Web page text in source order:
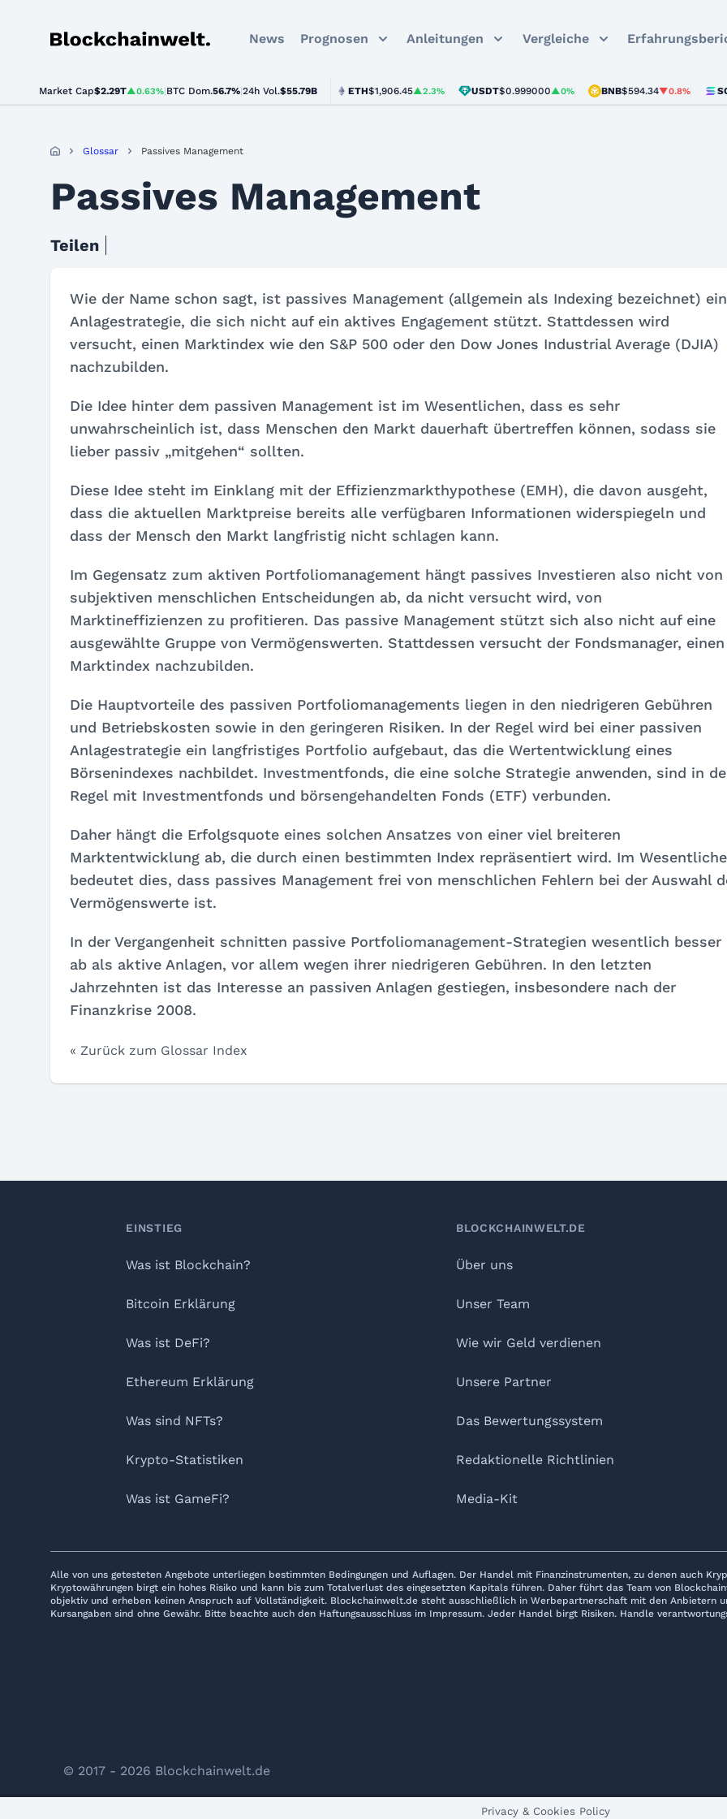
Blockchainwelt News Prognosen Anleitungen Vergleiche
Market Cap$2.29T▲0.63% BTC Dom.56.7% 24h Vol.$55.79B
BTC$64,700.00▲1.2% ETH$1,906.45▲2.3% USDT$0.999000▲0% BNB$594.34▼0.8% SOL
Glossar Passives Management
Passives Management
Teilen
Wie der Name schon sagt, ist passives Management (allgemein als Indexing bezeichnet)
Anlagestrategie, die sich nicht auf ein aktives Engagement stützt. Stattdessen wird
versucht, einen Marktindex wie den S&P 500 oder den Dow Jones Industrial Average (DJIA)
nachzubilden.
Die Idee hinter dem passiven Management ist im Wesentlichen, dass es sehr
unwahrscheinlich ist, dass Menschen den Markt dauerhaft übertreffen können, sodass sie
lieber passiv „mitgehen“ sollten.
Diese Idee steht im Einklang mit der Effizienzmarkthypothese (EMH), die davon ausgeht,
dass die aktuellen Marktpreise bereits alle verfügbaren Informationen widerspiegeln und
dass der Mensch den Markt langfristig nicht schlagen kann.
Im Gegensatz zum aktiven Portfoliomanagement hängt passives Investieren also nicht von
subjektiven menschlichen Entscheidungen ab, da nicht versucht wird, von
Marktineffizienzen zu profitieren. Das passive Management stützt sich also nicht auf eine
ausgewählte Gruppe von Vermögenswerten. Stattdessen versucht der Fondsmanager, einen
Marktindex nachzubilden.
Die Hauptvorteile des passiven Portfoliomanagements liegen in den niedrigeren Gebühren
und Betriebskosten sowie in den geringeren Risiken. In der Regel wird bei einer passiven
Anlagestrategie ein langfristiges Portfolio aufgebaut, das die Wertentwicklung eines
Börsenindexes nachbildet. Investmentfonds, die eine solche Strategie anwenden, sind in
Regel mit Investmentfonds und börsengehandelten Fonds (ETF) verbunden.
Daher hängt die Erfolgsquote eines solchen Ansatzes von einer viel breiteren
Marktentwicklung ab, die durch einen bestimmten Index repräsentiert wird. Im
bedeutet dies, dass passives Management frei von menschlichen Fehlern bei der Auswahl
Vermögenswerte ist.
In der Vergangenheit schnitten passive Portfoliomanagement-Strategien wesentlich besser
ab als aktive Anlagen, vor allem wegen ihrer niedrigeren Gebühren. In den letzten
Jahrzehnten ist das Interesse an passiven Anlagen gestiegen, insbesondere nach der
Finanzkrise 2008.
« Zurück zum Glossar Index
EINSTIEG
Was ist Blockchain?
Bitcoin Erklärung
Was ist DeFi?
Ethereum Erklärung
Was sind NFTs?
Krypto-Statistiken
Was ist GameFi?
BLOCKCHAINWELT.DE
Über uns
Unser Team
Wie wir Geld verdienen
Unsere Partner
Das Bewertungssystem
Redaktionelle Richtlinien
Media-Kit
Alle von uns getesteten Angebote unterliegen bestimmten Bedingungen und Auflagen. Der Handel mit Finanzinstrumenten, zu denen auch
Kryptowährungen birgt ein hohes Risiko und kann bis zum Totalverlust des eingesetzten Kapitals führen. Daher führt das Team von
objektiv und erheben keinen Anspruch auf Vollständigkeit. Blockchainwelt.de steht ausschließlich in Werbepartnerschaft mit den Anbietern
Kursangaben sind ohne Gewähr. Bitte beachte auch den Haftungsausschluss im Impressum. Jeder Handel birgt Risiken. Handle
© 2017 - 2026 Blockchainwelt.de
Privacy & Cookies Policy